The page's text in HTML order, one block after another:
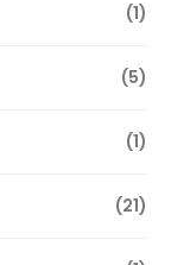
(1)
(5)
(1)
(21)